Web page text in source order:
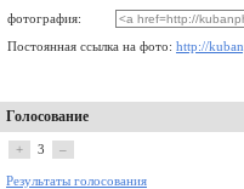
фотография:
Постоянная ссылка на фото: http://
Голосование
+ 3 –
Результаты голосования